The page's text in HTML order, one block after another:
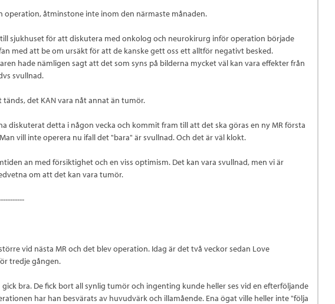
operation, åtminstone inte inom den närmaste månaden.
sjukhuset för att diskutera med onkolog och neurokirurg inför operation började
med att be om ursäkt för att de kanske gett oss ett alltför negativt besked.
hade nämligen sagt att det som syns på bilderna mycket väl kan vara effekter från
svullnad.
tänds, det KAN vara nåt annat än tumör.
diskuterat detta i någon vecka och kommit fram till att det ska göras en ny MR första
vill inte operera nu ifall det "bara" är svullnad. Och det är väl klokt.
an med försiktighet och en viss optimism. Det kan vara svullnad, men vi är
om att det kan vara tumör.
vid nästa MR och det blev operation. Idag är det två veckor sedan Love
tredje gången.
bra. De fick bort all synlig tumör och ingenting kunde heller ses vid en efterföljande
har han besvärats av huvudvärk och illamående. Ena ögat ville heller inte "följa